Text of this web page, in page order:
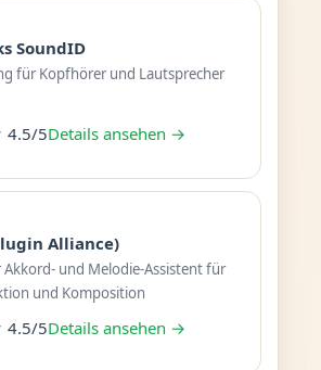
SoundID
für Kopfhörer und Lautsprecher
5Details ansehen →
Alliance)
und Melodie-Assistent für
und Komposition
5Details ansehen →